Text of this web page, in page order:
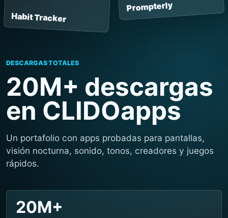
Habit Tracker
Prompterly
DESCARGAS TOTALES
20M+ descargas
en CLIDOapps
Un portafolio con apps probadas para pantallas,
visión nocturna, sonido, tonos, creadores y juegos
rápidos.
20M+